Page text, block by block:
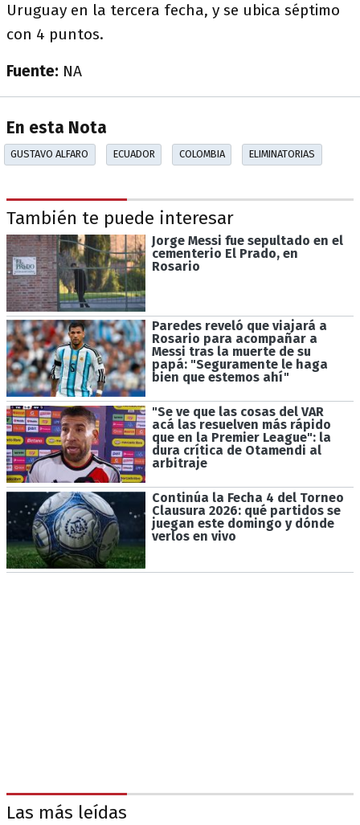
Uruguay en la tercera fecha, y se ubica séptimo
con 4 puntos.
Fuente: NA
En esta Nota
GUSTAVO ALFARO ECUADOR COLOMBIA ELIMINATORIAS
También te puede interesar
Jorge Messi fue sepultado en el
cementerio El Prado, en
Rosario
Paredes reveló que viajará a
Rosario para acompañar a
Messi tras la muerte de su
papá: "Seguramente le haga
bien que estemos ahí"
"Se ve que las cosas del VAR
acá las resuelven más rápido
que en la Premier League": la
dura crítica de Otamendi al
arbitraje
Continúa la Fecha 4 del Torneo
Clausura 2026: qué partidos se
juegan este domingo y dónde
verlos en vivo
Las más leídas